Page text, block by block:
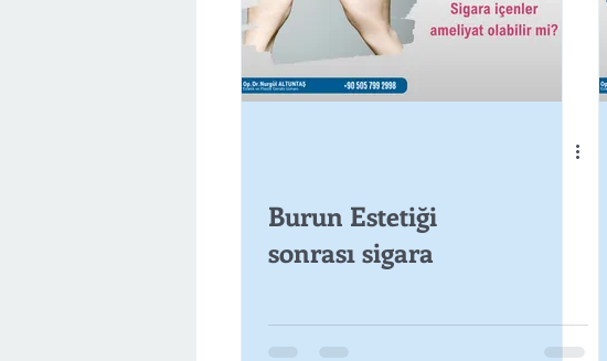
Burun Estetiği
sonrası sigara